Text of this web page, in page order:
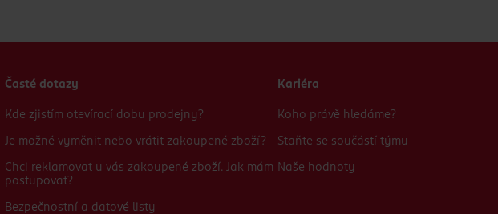
Časté dotazy
Kde zjistím otevírací dobu prodejny?
Je možné vyměnit nebo vrátit zakoupené zboží?
Chci reklamovat u vás zakoupené zboží. Jak mám
postupovat?
Bezpečnostní a datové listy
Kariéra
Koho právě hledáme?
Staňte se součástí týmu
Naše hodnoty